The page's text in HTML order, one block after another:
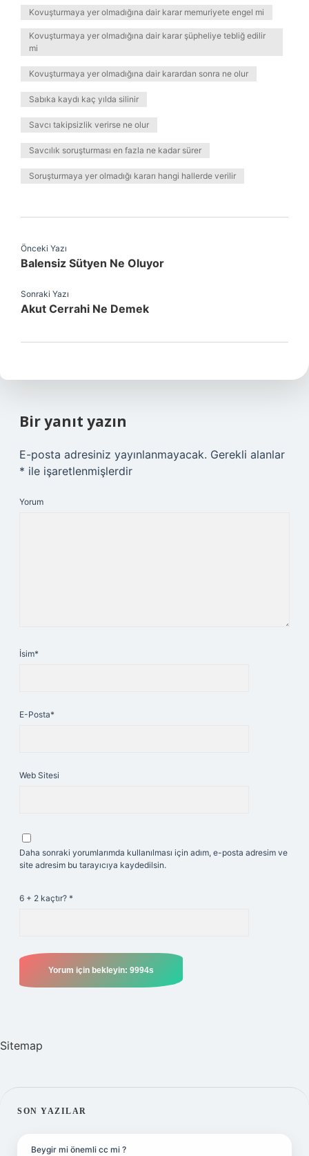
Kovuşturmaya yer olmadığına dair karar memuriyete engel mi
Kovuşturmaya yer olmadığına dair karar şüpheliye tebliğ edilir
mi
Kovuşturmaya yer olmadığına dair karardan sonra ne olur
Sabıka kaydı kaç yılda silinir
Savcı takipsizlik verirse ne olur
Savcılık soruşturması en fazla ne kadar sürer
Soruşturmaya yer olmadığı kararı hangi hallerde verilir
Önceki Yazı
Balensiz Sütyen Ne Oluyor
Sonraki Yazı
Akut Cerrahi Ne Demek
Bir yanıt yazın
E-posta adresiniz yayınlanmayacak. Gerekli alanlar
* ile işaretlenmişlerdir
Yorum
İsim*
E-Posta*
Web Sitesi
Daha sonraki yorumlarımda kullanılması için adım, e-posta adresim ve
site adresim bu tarayıcıya kaydedilsin.
6 + 2 kaçtır? *
Sitemap
SIDEBAR
SON YAZILAR
Beygir mi önemli cc mi ?